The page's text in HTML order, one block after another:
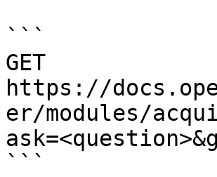
```
GET
https://
er/modules/
```